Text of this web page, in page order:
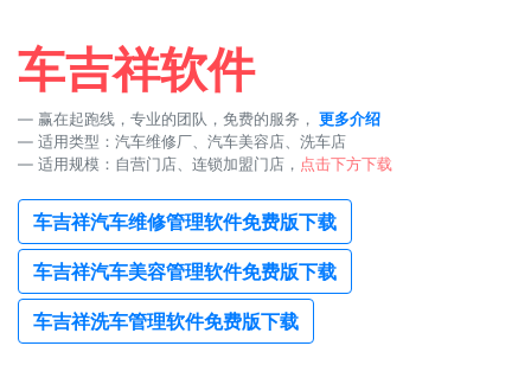
车吉祥软件
赢在起跑线，专业的团队，免费的服务， 更多介绍
适用类型：汽车维修厂、汽车美容店、洗车店
适用规模：自营门店、连锁加盟门店， 点击下方下载
车吉祥汽车维修管理软件免费版下载
车吉祥汽车美容管理软件免费版下载
车吉祥洗车管理软件免费版下载